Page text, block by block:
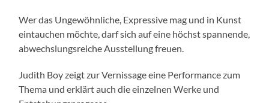
Wer das Ungewöhnliche, Expressive mag und in Kunst
eintauchen möchte, darf sich auf eine höchst spannende,
abwechslungsreiche Ausstellung freuen.
Judith Boy zeigt zur Vernissage eine Performance zum
Thema und erklärt auch die einzelnen Werke und